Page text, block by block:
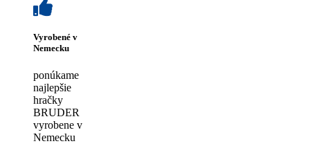
Vyrobené v
Nemecku
ponúkame
najlepšie
hračky
BRUDER
vyrobene v
Nemecku